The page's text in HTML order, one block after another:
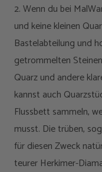
2. Wenn du bei
und keine kleinen
Bastelabteilung und
getrommelten
Quarz und andere
kannst auch
Flussbett sammeln,
musst. Die trüben,
für diesen Zweck
teurer Herkimer-